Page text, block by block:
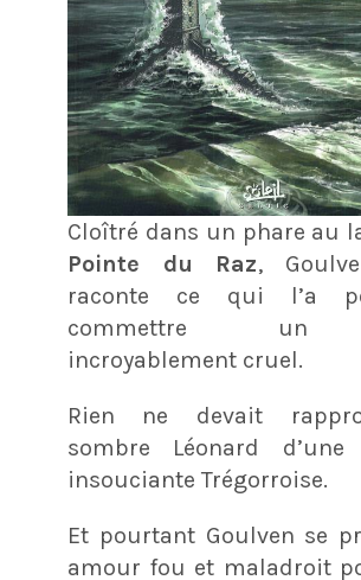
Cloîtré dans un phare au
Pointe du Raz,
raconte ce qui l’a
commettre un
incroyablement cruel.
Rien ne devait
sombre Léonard
insouciante Trégorroise.
Et pourtant Goulven se
amour fou et maladroit